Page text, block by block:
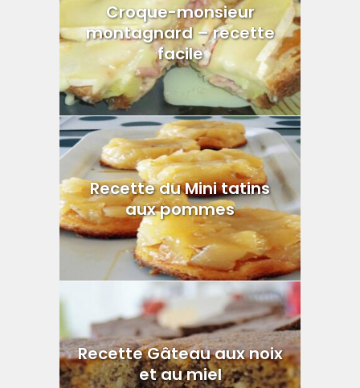
Croque-monsieur
montagnard – recette
facile
Recette du Mini tatins
aux pommes
Recette Gâteau aux noix
et au miel